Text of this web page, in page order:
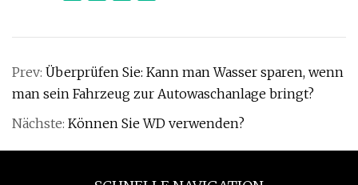
Prev: Überprüfen Sie: Kann man Wasser sparen, wenn
man sein Fahrzeug zur Autowaschanlage bringt?
Nächste: Können Sie WD verwenden?